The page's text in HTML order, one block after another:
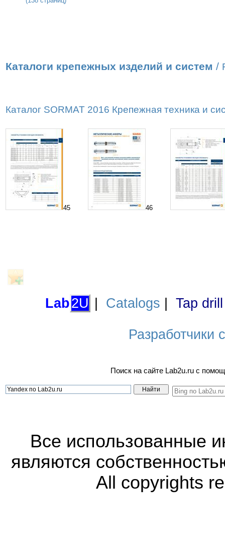
Каталоги крепежных изделий и систем /
Каталог SORMAT 2016 Крепежная техника и
45 46
Lab2U Catalogs Tap
Разработчики
Поиск на сайте Lab2u.ru с
Все использованные
являются
All copyrights